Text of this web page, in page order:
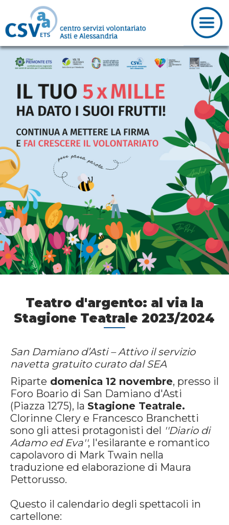
Teatro d'argento: al via la
Stagione Teatrale 2023/2024
San Damiano d’Asti – Attivo il servizio
navetta gratuito curato dal SEA
Riparte domenica 12 novembre, presso il
Foro Boario di San Damiano d'Asti
(Piazza 1275), la Stagione Teatrale.
Clorinne Clery e Francesco Branchetti
sono gli attesi protagonisti del ''Diario di
Adamo ed Eva'', l'esilarante e romantico
capolavoro di Mark Twain nella
traduzione ed elaborazione di Maura
Pettorusso.
Questo il calendario degli spettacoli in
cartellone: